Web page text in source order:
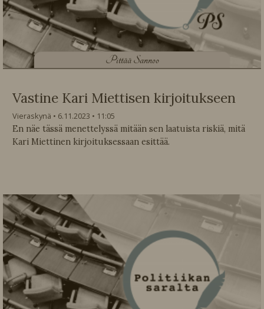
Pittää Sannoo
Vastine Kari Miettisen kirjoitukseen
Vieraskynä 6.11.2023
11:05
En näe tässä menettelyssä mitään sen laatuista riskiä, mitä
Kari Miettinen kirjoituksessaan esittää.